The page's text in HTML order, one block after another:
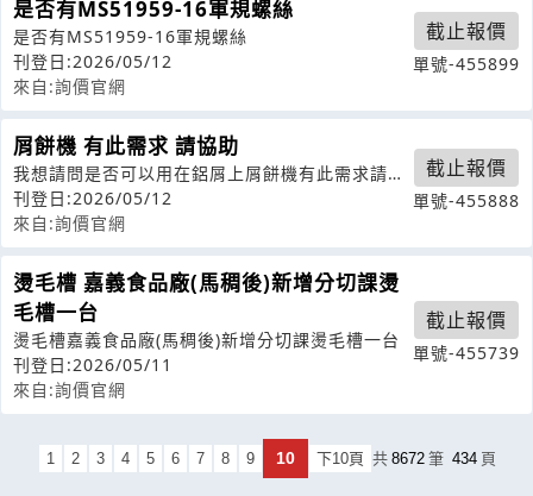
是否有MS51959-16軍規螺絲
是否有MS51959-16軍規螺絲
刊登日:2026/05/12
來自:詢價官網
截止報價
單號-455899
屑餅機 有此需求 請協助
我想請問是否可以用在鋁屑上屑餅機有此需求請協
助
刊登日:2026/05/12
來自:詢價官網
截止報價
單號-455888
燙毛槽 嘉義食品廠(馬稠後)新增分切課燙
毛槽一台
燙毛槽嘉義食品廠(馬稠後)新增分切課燙毛槽一台
刊登日:2026/05/11
來自:詢價官網
截止報價
單號-455739
1 2 3 4 5 6 7 8 9 10 下10頁 共 8672 筆 434 頁